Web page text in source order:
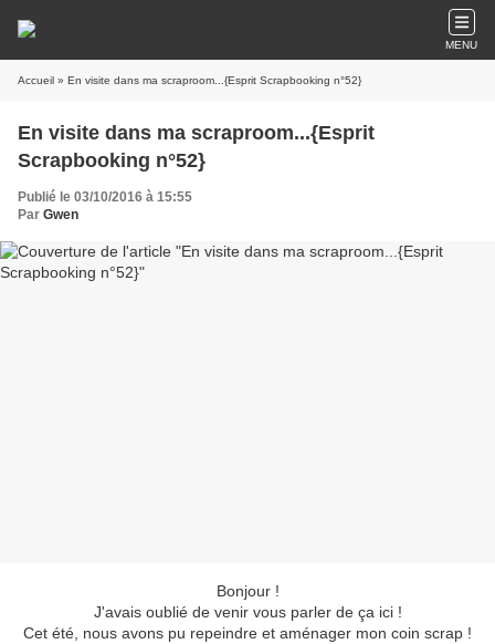
MENU
Accueil » En visite dans ma scraproom...{Esprit Scrapbooking n°52}
En visite dans ma scraproom...{Esprit
Scrapbooking n°52}
Publié le 03/10/2016 à 15:55
Par Gwen
Bonjour !
J'avais oublié de venir vous parler de ça ici !
Cet été, nous avons pu repeindre et aménager mon coin scrap !